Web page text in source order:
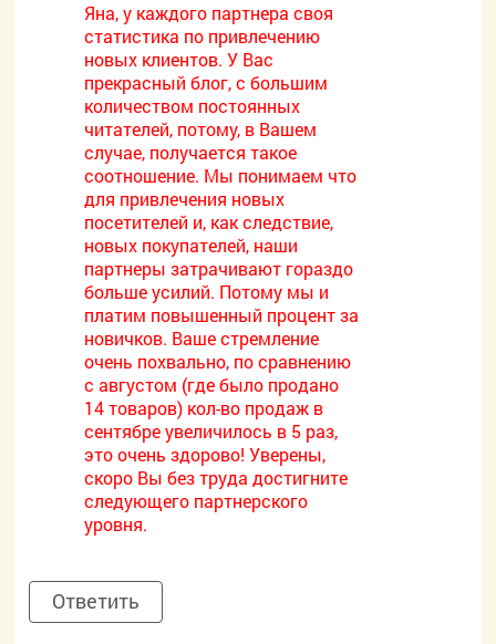
Яна, у каждого партнера своя
статистика по привлечению
новых клиентов. У Вас
прекрасный блог, с большим
количеством постоянных
читателей, потому, в Вашем
случае, получается такое
соотношение. Мы понимаем что
для привлечения новых
посетителей и, как следствие,
новых покупателей, наши
партнеры затрачивают гораздо
больше усилий. Потому мы и
платим повышенный процент за
новичков. Ваше стремление
очень похвально, по сравнению
с августом (где было продано
14 товаров) кол-во продаж в
сентябре увеличилось в 5 раз,
это очень здорово! Уверены,
скоро Вы без труда достигните
следующего партнерского
уровня.
Ответить